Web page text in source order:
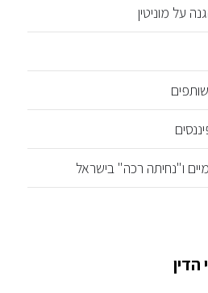
ו"נחיתה רכה" בישראל